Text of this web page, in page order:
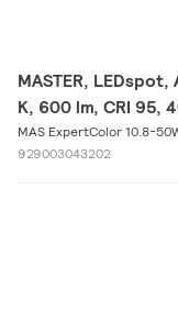
MASTER, LEDspot,
K, 600 lm, CRI 95,
MAS ExpertColor 10.8-
929003043202